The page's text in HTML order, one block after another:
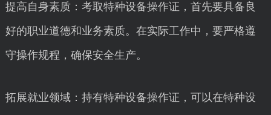
提高自身素质：考取特种设备操作证，首先要具备良
好的职业道德和业务素质。在实际工作中，要严格遵
守操作规程，确保安全生产。
拓展就业领域：持有特种设备操作证，可以在特种设